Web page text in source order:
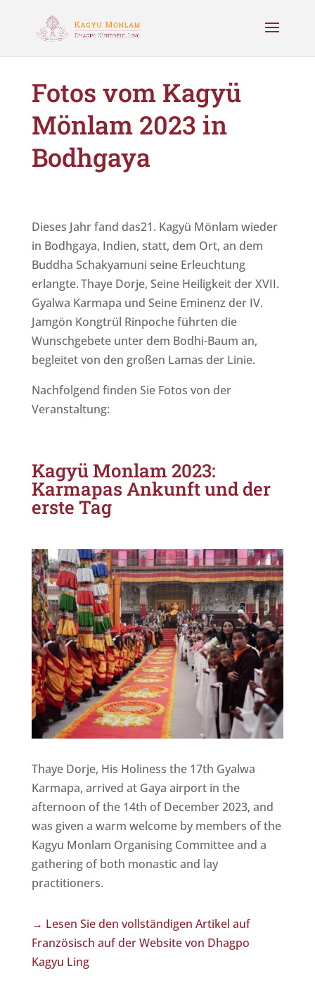
Fotos vom Kagyü
Mönlam 2023 in
Bodhgaya
Dieses Jahr fand das21. Kagyü Mönlam wieder
in Bodhgaya, Indien, statt, dem Ort, an dem
Buddha Schakyamuni seine Erleuchtung
erlangte.Thaye Dorje, Seine Heiligkeit der XVII.
Gyalwa Karmapa und Seine Eminenz der IV.
Jamgön Kongtrül Rinpoche führten die
Wunschgebete unter dem Bodhi-Baum an,
begleitet von den großen Lamas der Linie.
Nachfolgend finden Sie Fotos von der
Veranstaltung:
Kagyü Monlam 2023:
Karmapas Ankunft und der
erste Tag
Thaye Dorje, His Holiness the 17th Gyalwa
Karmapa, arrived at Gaya airport in the
afternoon of the 14th of December 2023, and
was given a warm welcome by members of the
Kagyu Monlam Organising Committee and a
gathering of both monastic and lay
practitioners.
→ Lesen Sie den vollständigen Artikel auf
Französisch auf der Website von Dhagpo
Kagyu Ling